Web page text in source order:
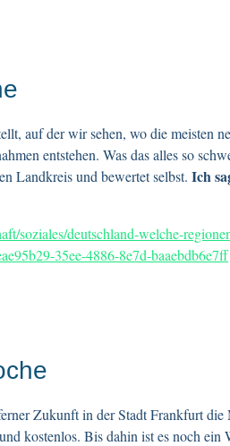
auf der wir sehen, wo die meisten
entstehen. Was das alles so
Landkreis und bewertet selbst. Ich
soziales/deutschland-welche-
35ee-4886-8e7d-baaebdb6e7ff
Zukunft in der Stadt Frankfurt die
kostenlos. Bis dahin ist es noch ein